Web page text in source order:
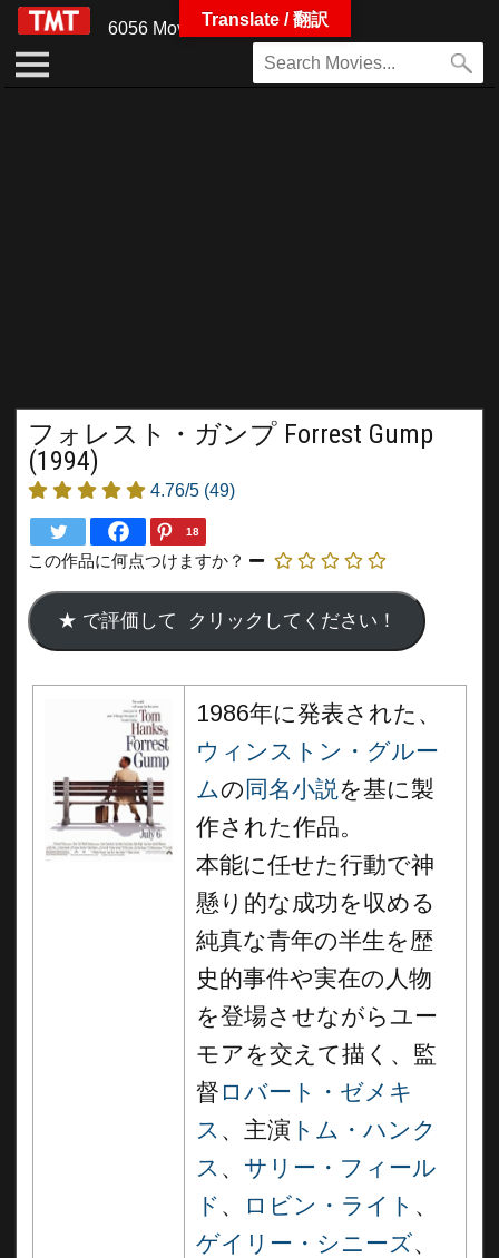
6056 Movies
フォレスト・ガンプ Forrest Gump
(1994)
4.76/5 (49)
18
この作品に何点つけますか？
1986年に発表された、
ウィンストン・グルー
ムの 同名小説を基に製
作された作品。
本能に任せた行動で神
懸り的な成功を収める
純真な青年の半生を歴
史的事件や実在の人物
を登場させながらユー
モアを交えて描く、監
督 ロバート・ゼメキ
ス 、主演 トム・ハンク
ス 、 サリー・フィール
ド 、 ロビン・ライト 、
ゲイリー・シニーズ、
Translate / 翻訳